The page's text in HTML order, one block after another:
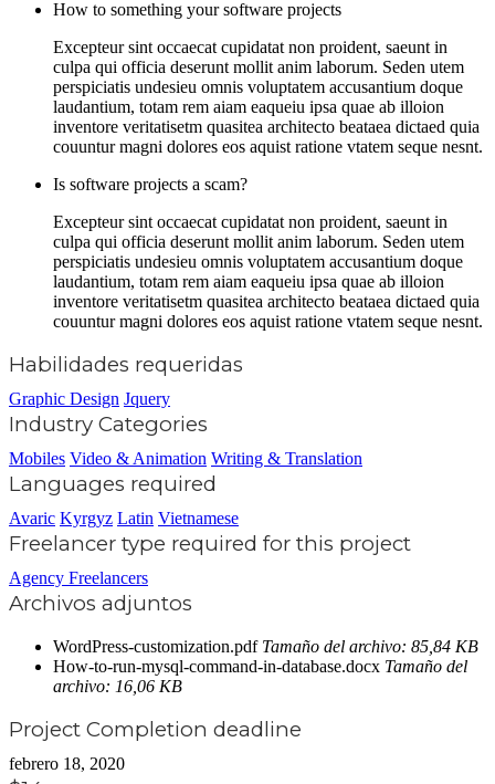
How to something your software projects
Excepteur sint occaecat cupidatat non proident, saeunt in
culpa qui officia deserunt mollit anim laborum. Seden utem
perspiciatis undesieu omnis voluptatem accusantium doque
laudantium, totam rem aiam eaqueiu ipsa quae ab illoion
inventore veritatisetm quasitea architecto beataea dictaed quia
couuntur magni dolores eos aquist ratione vtatem seque nesnt.
Is software projects a scam?
Excepteur sint occaecat cupidatat non proident, saeunt in
culpa qui officia deserunt mollit anim laborum. Seden utem
perspiciatis undesieu omnis voluptatem accusantium doque
laudantium, totam rem aiam eaqueiu ipsa quae ab illoion
inventore veritatisetm quasitea architecto beataea dictaed quia
couuntur magni dolores eos aquist ratione vtatem seque nesnt.
Habilidades requeridas
Graphic Design Jquery
Industry Categories
Mobiles Video & Animation Writing & Translation
Languages required
Avaric Kyrgyz Latin Vietnamese
Freelancer type required for this project
Agency Freelancers
Archivos adjuntos
WordPress-customization.pdf Tamaño del archivo: 85,84 KB
How-to-run-mysql-command-in-database.docx Tamaño del
archivo: 16,06 KB
Project Completion deadline
febrero 18, 2020